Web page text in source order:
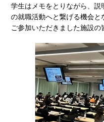
学生はメモをとりながら、
の就職活動へと繋げる機会と
ご参加いただきました施設の